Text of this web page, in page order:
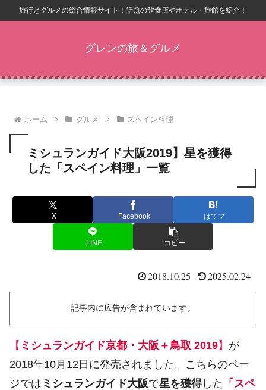
旅行とグルメの総合情報サイト！話題の飲食店やホテル・旅館を紹介！
グレンの旅＆グルメ
ホーム グルメ スペイン料理
ミシュランガイド大阪2019】星を獲得
した「スペイン料理」一覧
X Facebook はてブ
LINE コピー
2018.10.25 2025.02.24
記事内に広告が含まれています。
【 ミシュランガイド京都・大阪＋鳥取 2019】 が
2018年10月12日に発売されました。こちらのペー
ジでは ミシュランガイド大阪で星を獲得した 「スペ